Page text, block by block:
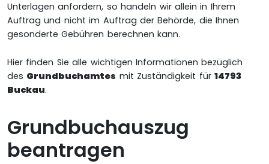
Unterlagen anfordern, so handeln wir allein in Ihrem
Auftrag und nicht im Auftrag der Behörde, die Ihnen
gesonderte Gebühren berechnen kann.
Hier finden Sie alle wichtigen Informationen bezüglich
des Grundbuchamtes mit Zuständigkeit für14793
Buckau.
Grundbuchauszug
beantragen